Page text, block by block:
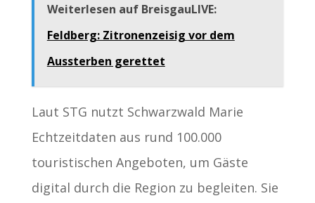
Weiterlesen auf BreisgauLIVE:
Feldberg: Zitronenzeisig vor dem
Aussterben gerettet
Laut STG nutzt Schwarzwald Marie
Echtzeitdaten aus rund 100.000
touristischen Angeboten, um Gäste
digital durch die Region zu begleiten. Sie